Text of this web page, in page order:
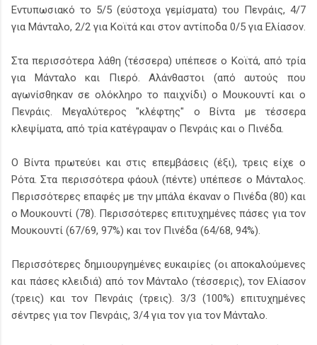
Εντυπωσιακό το 5/5 (εύστοχα γεμίσματα) του Πενράις, 4/7
για Μάνταλο, 2/2 για Κοϊτά και στον αντίποδα 0/5 για Ελίασον.
Στα περισσότερα λάθη (τέσσερα) υπέπεσε ο Κοϊτά, από τρία
για Μάνταλο και Πιερό. Αλάνθαστοι (από αυτούς που
αγωνίσθηκαν σε ολόκληρο το παιχνίδι) ο Μουκουντί και ο
Πενράις. Μεγαλύτερος "κλέφτης" ο Βίντα με τέσσερα
κλεψίματα, από τρία κατέγραψαν ο Πενράις και ο Πινέδα.
Ο Βίντα πρωτεύει και στις επεμβάσεις (έξι), τρεις είχε ο
Ρότα. Στα περισσότερα φάουλ (πέντε) υπέπεσε ο Μάνταλος.
Περισσότερες επαφές με την μπάλα έκαναν ο Πινέδα (80) και
ο Μουκουντί (78). Περισσότερες επιτυχημένες πάσες για τον
Μουκουντί (67/69, 97%) και τον Πινέδα (64/68, 94%).
Περισσότερες δημιουργημένες ευκαιρίες (οι αποκαλούμενες
και πάσες κλειδιά) από τον Μάνταλο (τέσσερις), τον Ελίασον
(τρεις) και τον Πενράις (τρεις). 3/3 (100%) επιτυχημένες
σέντρες για τον Πενράις, 3/4 για τον για τον Μάνταλο.